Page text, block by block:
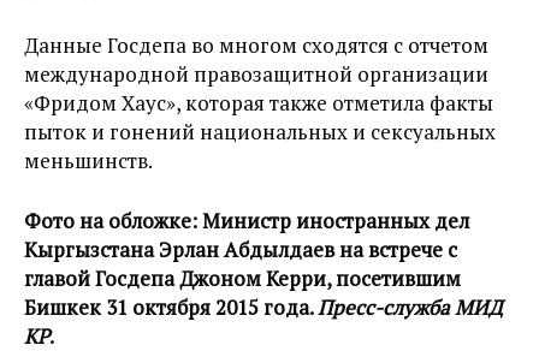
Данные Госдепа во многом сходятся с отчетом
международной правозащитной организации
«Фридом Хаус», которая также отметила факты
пыток и гонений национальных и сексуальных
меньшинств.
Фото на обложке: Министр иностранных дел
Кыргызстана Эрлан Абдылдаев на встрече с
главой Госдепа Джоном Керри, посетившим
Бишкек 31 октября 2015 года.Пресс-служба МИД
КР.